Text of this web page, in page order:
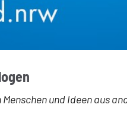
und Ideen aus